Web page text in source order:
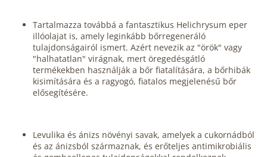
Tartalmazza továbbá a fantasztikus Helichrysum eper
illóolajat is, amely leginkább bőrregeneráló
tulajdonságairól ismert. Azért nevezik az "örök" vagy
"halhatatlan" virágnak, mert öregedésgátló
termékekben használják a bőr fiatalítására, a bőrhibák
kisimítására és a ragyogó, fiatalos megjelenésű bőr
elősegítésére.
Levulika és ánizs növényi savak, amelyek a cukornádból
és az ánizsból származnak, és erőteljes antimikrobiális